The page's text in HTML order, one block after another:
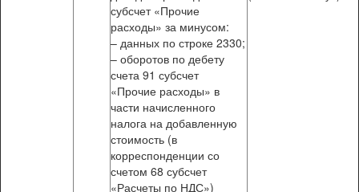
субсчет «Прочие
расходы» за минусом:
– данных по строке 2330;
– оборотов по дебету
счета 91 субсчет
«Прочие расходы» в
части начисленного
налога на добавленную
стоимость (в
корреспонденции со
счетом 68 субсчет
«Расчеты по НДС»)